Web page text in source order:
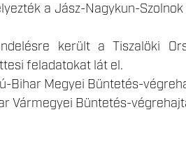
a Jász-Nagykun-
került a Tiszalöki
feladatokat lát el.
Bihar Megyei Büntetés-
Vármegyei Büntetés-